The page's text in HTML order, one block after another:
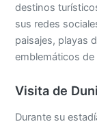
destinos
sus redes
paisajes, playas
emblemáticos de
Visita de
Durante su